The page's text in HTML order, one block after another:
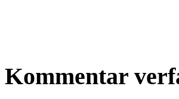
Kommentar